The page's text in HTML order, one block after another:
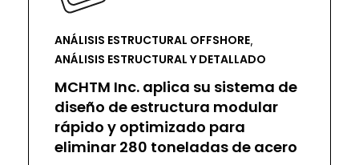
ANÁLISIS ESTRUCTURAL OFFSHORE,
ANÁLISIS ESTRUCTURAL Y DETALLADO
MCHTM Inc. aplica su sistema de
diseño de estructura modular
rápido y optimizado para
eliminar 280 toneladas de acero